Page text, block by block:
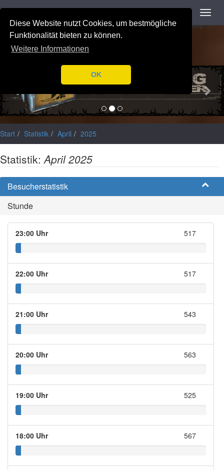
Diese Website nutzt Cookies, um bestmögliche
Funktionalität bieten zu können.
Weitere Informationen
OK
/var/www/html/application/libraries/Ilch/Database/Mysql.phpon
line196
Navigation
Start Statistik April 2025
Statistik: April 2025
Besucherstatistik
Stunde
23:00 Uhr 517
22:00 Uhr 517
21:00 Uhr 543
20:00 Uhr 563
19:00 Uhr 525
18:00 Uhr 567